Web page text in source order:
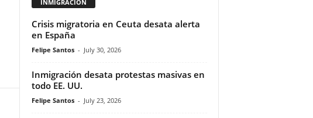
INMIGRACIÓN
Crisis migratoria en Ceuta desata alerta
en España
Felipe Santos - July 30, 2026
Inmigración desata protestas masivas en
todo EE. UU.
Felipe Santos - July 23, 2026